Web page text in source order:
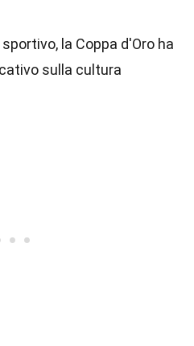
la Coppa d'Oro ha
sulla cultura